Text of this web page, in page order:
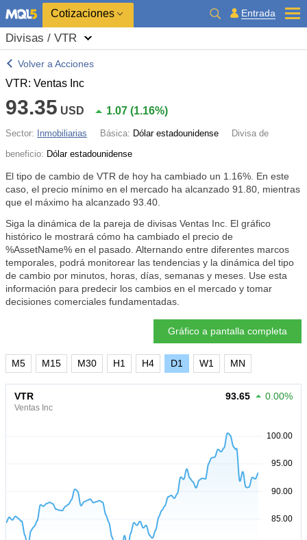
Cotizaciones Entrada
Divisas / VTR
Volver a Acciones
VTR: Ventas Inc
93.35 USD 1.07 (1.16%)
Sector: Inmobiliarias Básica: Dólar estadounidense
Divisa de
beneficio: Dólar estadounidense
El tipo de cambio de VTR de hoy ha cambiado un 1.16% . En este
caso, el precio mínimo en el mercado ha alcanzado 91.80, mientras
que el máximo ha alcanzado 93.40.
Siga la dinámica de la pareja de divisas Ventas Inc. El gráfico
histórico le mostrará cómo ha cambiado el precio de
%AssetName% en el pasado. Alternando entre diferentes marcos
temporales, podrá monitorear las tendencias y la dinámica del tipo
de cambio por minutos, horas, días, semanas y meses. Use esta
información para predecir los cambios en el mercado y tomar
decisiones comerciales fundamentadas.
Gráfico a pantalla completa
M5 M15 M30 H1 H4 D1 W1 MN
VTR
Ventas Inc
93.65 0.00%